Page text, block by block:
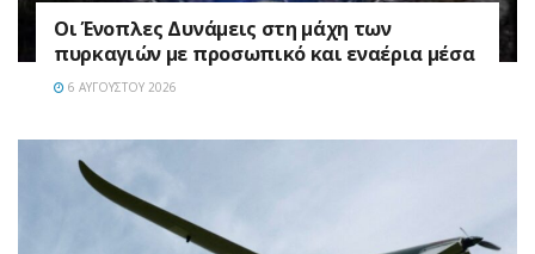
Οι Ένοπλες Δυνάμεις στη μάχη των
πυρκαγιών με προσωπικό και εναέρια μέσα
6 ΑΥΓΟΎΣΤΟΥ 2026